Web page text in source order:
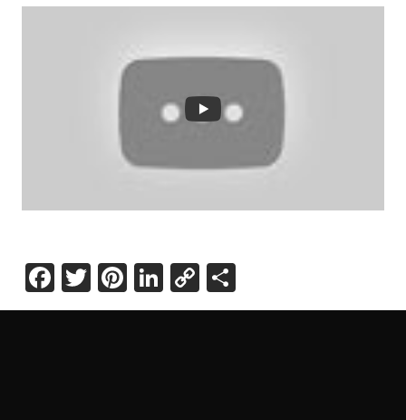
Facebook
Twitter
Pinterest
LinkedIn
Copy
Link
Share